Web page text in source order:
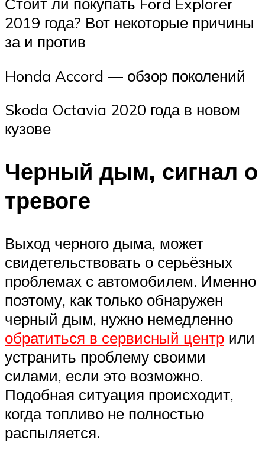
2019 года? Вот некоторые причины
за и против
Honda Accord — обзор поколений
Skoda Octavia 2020 года в новом
кузове
Черный дым, сигнал о
тревоге
Выход черного дыма, может
свидетельствовать о серьёзных
проблемах с автомобилем. Именно
поэтому, как только обнаружен
черный дым, нужно немедленно
обратиться в сервисный центр или
устранить проблему своими
силами, если это возможно.
Подобная ситуация происходит,
когда топливо не полностью
распыляется.